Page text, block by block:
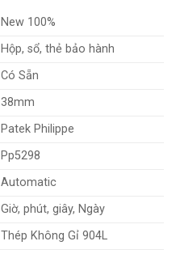
New 100%
Hộp, sổ, thẻ bảo hành
Có Sẵn
38mm
Patek Philippe
Pp5298
Automatic
Giờ, phút, giây, Ngày
Thép Không Gỉ 904L